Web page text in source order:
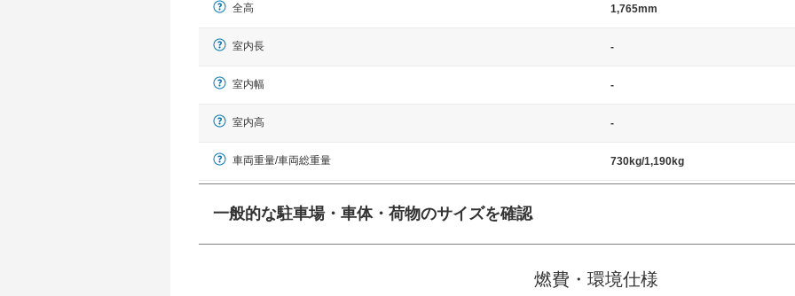
全高 1,765mm
室内長 -
室内幅 -
室内高 -
車両重量/車両総重量 730kg/1,190kg
一般的な駐車場・車体・荷物のサイズを確認
幅 5,000mmというサイズが標準値（最低値）とされる事が多いようです。
燃費・環境仕様